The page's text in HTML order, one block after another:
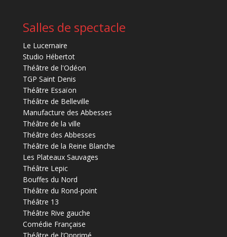
Salles de spectacle
Le Lucernaire
Studio Hébertot
Théâtre de l'Odéon
TGP Saint Denis
Théâtre Essaïon
Théâtre de Belleville
Manufacture des Abbesses
Théâtre de la ville
Théâtre des Abbesses
Théâtre de la Reine Blanche
Les Plateaux Sauvages
Théâtre Lepic
Bouffes du Nord
Théâtre du Rond-point
Théâtre 13
Théâtre Rive gauche
Comédie Française